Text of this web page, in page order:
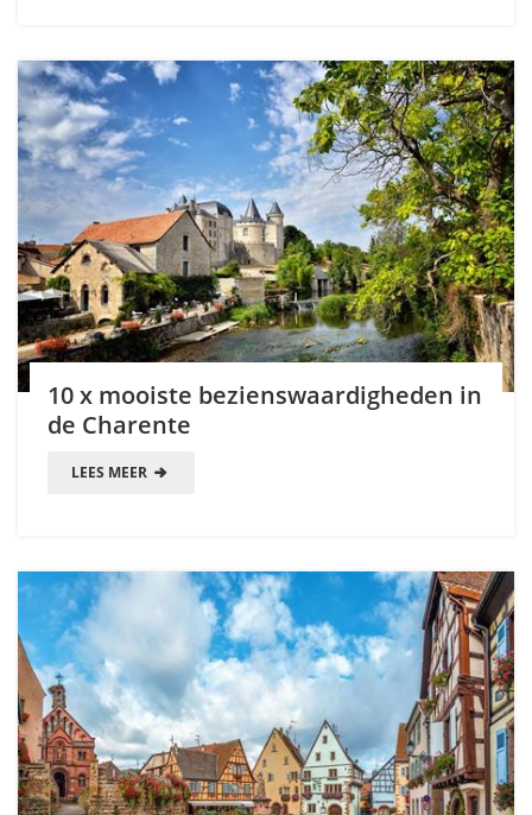
10 x mooiste bezienswaardigheden in
de Charente
LEES MEER